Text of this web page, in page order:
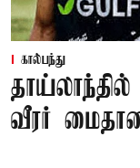
கால்பந்து
வீரர்